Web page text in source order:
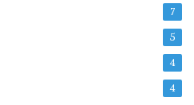
7
5
4
4